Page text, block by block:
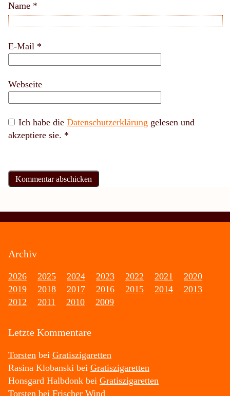
Name *
E-Mail *
Webseite
Ich habe die Datenschutzerklärung gelesen und
akzeptiere sie. *
Archiv
2026 2025 2024 2023 2022 2021
2020
2019
2018 2017 2016 2015 2014
2013
2012
2011 2010 2009
Letzte Kommentare
Torsten bei Gratiszigaretten
Rasina Klobanski bei Gratiszigaretten
Honsgard Halbdonk bei Gratiszigaretten
Torsten bei Frischer Wind